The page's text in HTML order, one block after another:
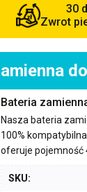
30
Zwrot
Bateria
Nasza bateria
100%
oferuje pojemność
SKU: